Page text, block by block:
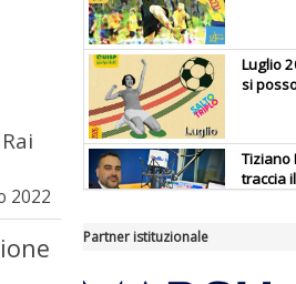
2022
Luglio
si
Tiziano
traccia
Partner istituzionale